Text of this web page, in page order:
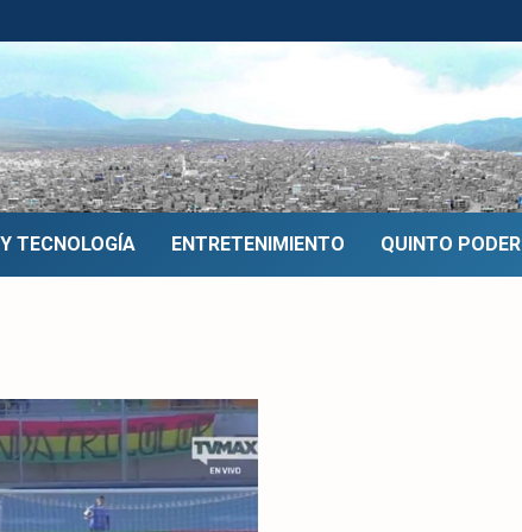
TECNOLOGÍA ENTRETENIMIENTO QUINTO PODER